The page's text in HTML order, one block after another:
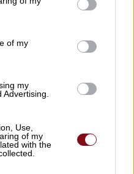
of my
my
Use,
of my
with the
άνοιξε πυρ σε